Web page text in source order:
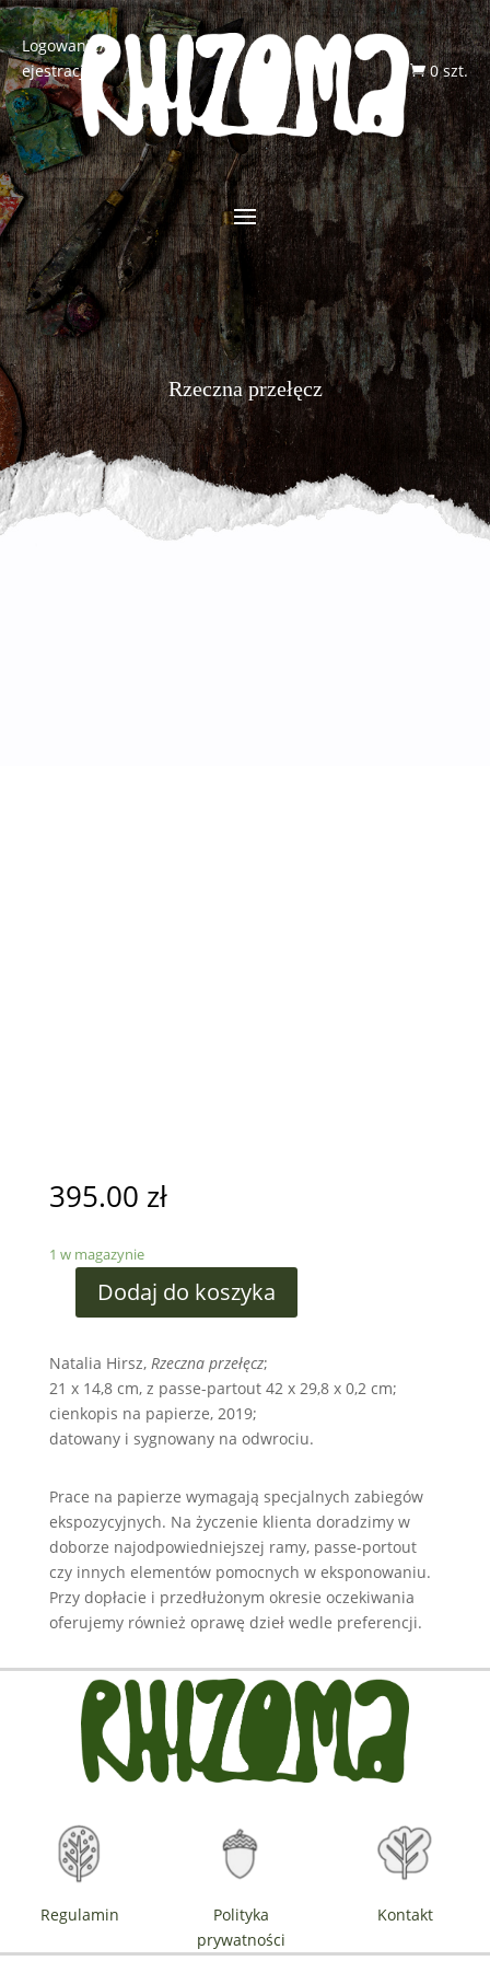
Logowanie/R
ejestracja
 0 szt.
Rzeczna przełęcz
395.00 zł
1 w magazynie
Dodaj do koszyka
Natalia Hirsz, Rzeczna przełęcz;
21 x 14,8 cm, z passe-partout 42 x 29,8 x 0,2 cm;
cienkopis na papierze, 2019;
datowany i sygnowany na odwrociu.
Prace na papierze wymagają specjalnych zabiegów
ekspozycyjnych. Na życzenie klienta doradzimy w
doborze najodpowiedniejszej ramy, passe-portout
czy innych elementów pomocnych w eksponowaniu.
Przy dopłacie i przedłużonym okresie oczekiwania
oferujemy również oprawę dzieł wedle preferencji.
Regulamin
Polityka
prywatności
Kontakt